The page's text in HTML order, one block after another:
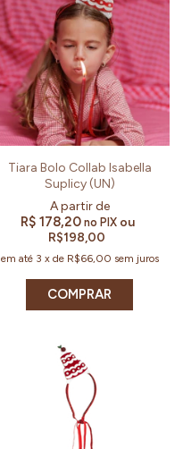
Tiara Bolo Collab Isabella
Suplicy (UN)
R$ 178,20 no PIX ou
R$198,00
em até 3 x de R$66,00 sem juros